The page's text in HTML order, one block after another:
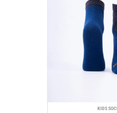
KIDS